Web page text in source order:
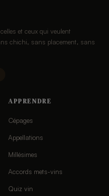
et ceux qui veulent
chichi, sans placement, sans
APPRENDRE
Cépages
Appellations
Millésimes
Accords mets-vins
Quiz vin